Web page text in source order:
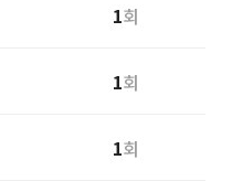
1회
1회
1회